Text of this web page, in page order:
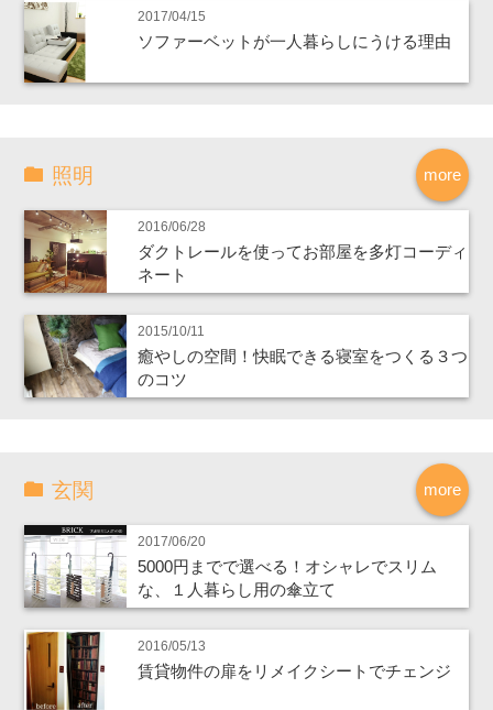
2017/04/15
ソファーベットが一人暮らしにうける理由
more
照明
2016/06/28
ダクトレールを使ってお部屋を多灯コーディ
ネート
2015/10/11
癒やしの空間！快眠できる寝室をつくる３つ
のコツ
more
玄関
2017/06/20
5000円までで選べる！オシャレでスリム
な、１人暮らし用の傘立て
2016/05/13
賃貸物件の扉をリメイクシートでチェンジ